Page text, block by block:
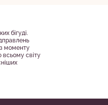
бігуді.
моменту
всьому світу